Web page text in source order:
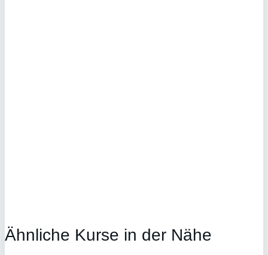
Ähnliche Kurse in der Nähe